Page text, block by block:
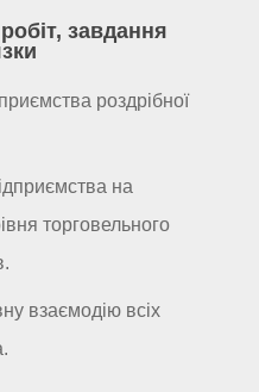
завдання
роздрібної
на
торговельного
взаємодію всіх